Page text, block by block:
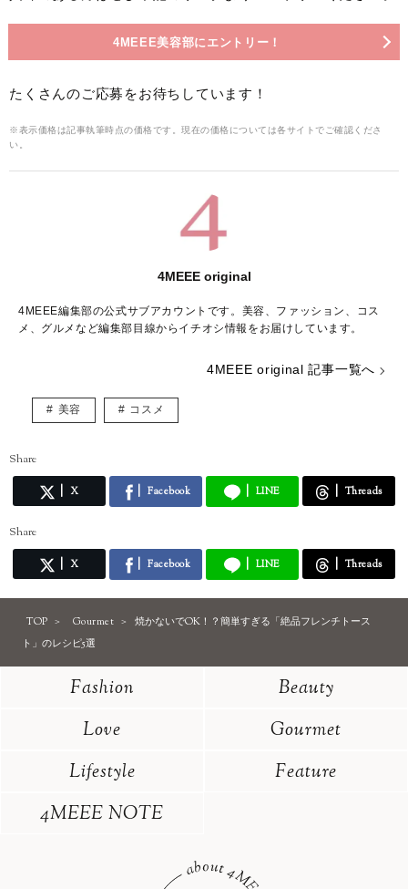
4MEEE美容部にエントリー！
たくさんのご応募をお待ちしています！
※表示価格は記事執筆時点の価格です。現在の価格については各サイトでご確認くださ
い。
4MEEE original
4MEEE編集部の公式サブアカウントです。美容、ファッション、コス
メ、グルメなど編集部目線からイチオシ情報をお届けしています。
4MEEE original 記事一覧へ
美容 コスメ
Share
X Facebook LINE Threads
Share
X Facebook LINE Threads
TOP Gourmet
焼かないでOK！？簡単すぎる「絶品フレンチトース
ト」のレシピ5選
Fashion
Beauty
Love
Gourmet
Lifestyle
Feature
4MEEE NOTE